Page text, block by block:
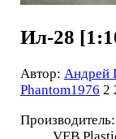
Ил-28
Автор: Андрей
Phantom1976 2
Производитель: